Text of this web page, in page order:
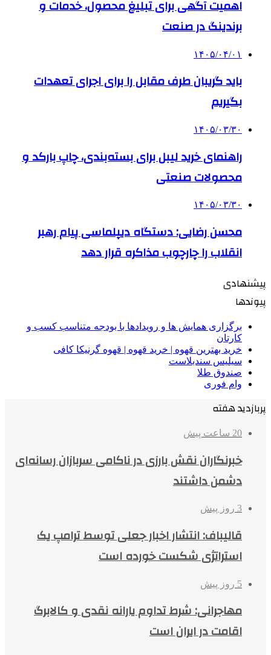
اهمیت آگهی برای تبلیغ محصول، خدمات و
برندینگ در صنعت
۱۴۰۵/۰۴/۰۱
باید گریبان طرف مقابل را برای اجرای تعهدات
بگیریم
۱۴۰۵/۰۳/۳۰
راهنمای خرید لیبل برای بسته‌بندی، چاپ بارکد و
محصولات صنعتی
۱۴۰۵/۰۳/۳۰
محسن رضایی: دستگاه دیپلماسی پیام رهبر
انقلاب را چارچوب مذاکره قرار دهد
پیشنهادی
پیوندها
برگزاری همایش ها و رویدادها با بودجه متناسب کسب و
کارتان
خرید بهترین قهوه | خرید قهوه | قهوه گرنیکا کافی
سیلیس سندبلاست
صندوق طلا
وام فوری
پربازدید هفته
20 ساعت پیش
خبرنگاران نقش بارزی در ناکامی سربازان رسانه‌ای
دشمن داشتند
3 روز پیش
قالیباف: انتشار اخبار جعلی توسط ترامپ یک
استراتژی شکست خورده است
5 روز پیش
مهاجرانی: شرط تداوم یارانه نقدی و کالابرگ
اقامت در ایران است